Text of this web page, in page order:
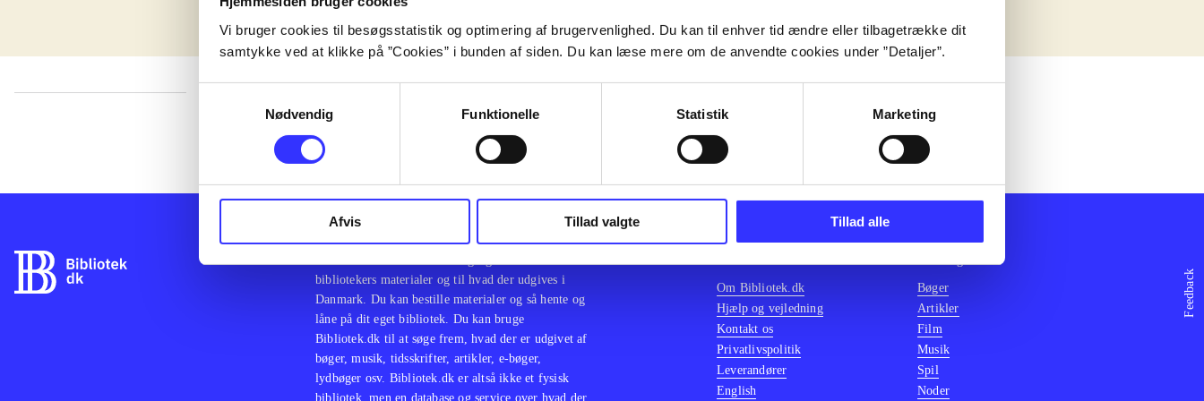
Vi bruger cookies til besøgsstatistik og optimering af brugervenlighed. Du kan til enhver tid ændre eller tilbagetrække dit
samtykke ved at klikke på ”Cookies” i bunden af siden. Du kan læse mere om de anvendte cookies under ”Detaljer”.
Nødvendig
Funktionelle Statistik Marketing
Afvis Tillad valgte Tillad alle
lorem ipsum dolor sit amet ...
Feedback
bibliotekers materialer og til hvad der udgives i
Danmark. Du kan bestille materialer og så hente og
låne på dit eget bibliotek. Du kan bruge
Bibliotek.dk til at søge frem, hvad der er udgivet af
bøger, musik, tidsskrifter, artikler, e-bøger,
lydbøger osv. Bibliotek.dk er altså ikke et fysisk
bibliotek, men en database og service over hvad der
Om Bibliotek.dk
Hjælp og vejledning
Kontakt os
Privatlivspolitik
Leverandører
English
Bøger
Artikler
Film
Musik
Spil
Noder